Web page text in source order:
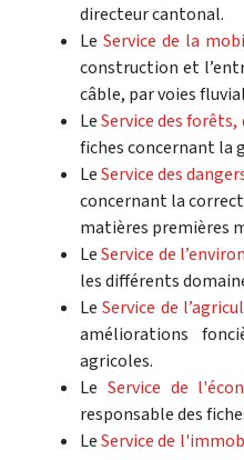
directeur cantonal.
LeService de la
construction et
câble, par voies
LeService des forêts,
fiches concernant la
LeService des
concernant la
matières premières
LeService de
les différents
LeService de
améliorations
agricoles.
Le Service de
responsable des
LeService de